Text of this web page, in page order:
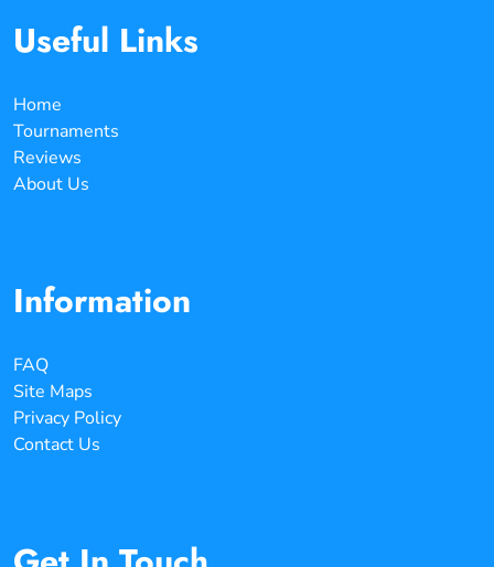
Useful Links
Home
Tournaments
Reviews
About Us
Information
FAQ
Site Maps
Privacy Policy
Contact Us